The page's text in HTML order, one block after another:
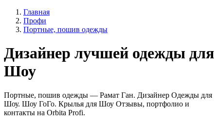
Главная
Профи
Портные, пошив одежды
Дизайнер лучшей одежды для
Шоу
Портные, пошив одежды — Рамат Ган. Дизайнер Одежды для
Шоу. Шоу ГоГо. Крылья для Шоу Отзывы, портфолио и
контакты на Orbita Profi.